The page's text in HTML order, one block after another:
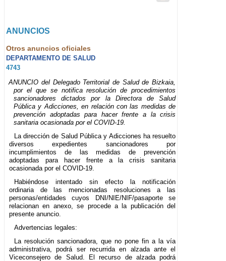
ANUNCIOS
Otros anuncios oficiales
DEPARTAMENTO DE SALUD
4743
ANUNCIO del Delegado Territorial de Salud de Bizkaia,
por el que se notifica resolución de procedimientos
sancionadores dictados por la Directora de Salud
Pública y Adicciones, en relación con las medidas de
prevención adoptadas para hacer frente a la crisis
sanitaria ocasionada por el COVID-19.
La dirección de Salud Pública y Adicciones ha resuelto
diversos expedientes sancionadores por
incumplimientos de las medidas de prevención
adoptadas para hacer frente a la crisis sanitaria
ocasionada por el COVID-19.
Habiéndose intentado sin efecto la notificación
ordinaria de las mencionadas resoluciones a las
personas/entidades cuyos DNI/NIE/NIF/pasaporte se
relacionan en anexo, se procede a la publicación del
presente anuncio.
Advertencias legales:
La resolución sancionadora, que no pone fin a la vía
administrativa, podrá ser recurrida en alzada ante el
Viceconsejero de Salud. El recurso de alzada podrá